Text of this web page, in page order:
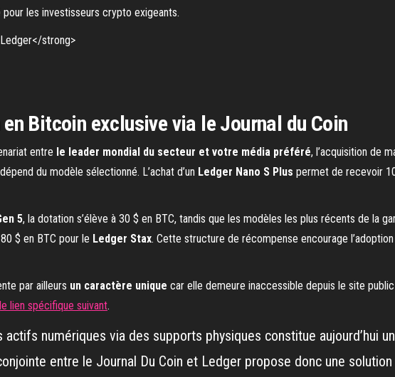
les investisseurs crypto exigeants.
Bitcoin exclusive via le Journal du Coin
entre le leader mondial du secteur et votre média préféré, l’acquisition de
du modèle sélectionné. L’achat d’un Ledger Nano S Plus permet de recevoir
5, la dotation s’élève à 30 $ en BTC, tandis que les modèles les plus récents de la
$ en BTC pour le Ledger Stax. Cette structure de récompense encourage
par ailleurs un caractère unique car elle demeure inaccessible depuis le site
le lien spécifique suivant.
actifs numériques via des supports physiques constitue aujourd’hui
entre le Journal Du Coin et Ledger propose donc une